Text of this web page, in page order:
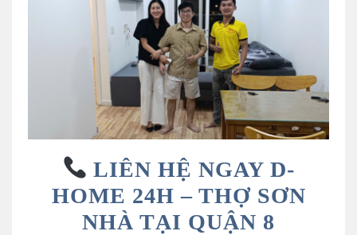
LIÊN HỆ NGAY D-
HOME 24H – THỢ SƠN
NHÀ TẠI QUẬN 8